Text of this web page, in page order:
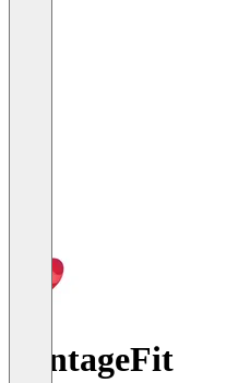
VantageFit